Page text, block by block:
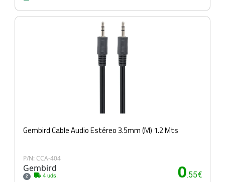
Gembird Cable Audio Estéreo 3.5mm (M) 1.2 Mts
P/N: CCA-404
Gembird
2 4 uds. 0.55€